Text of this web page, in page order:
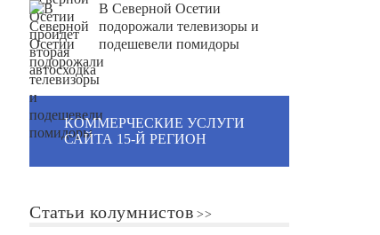
В Северной Осетии
подорожали телевизоры и
подешевели помидоры
КОММЕРЧЕСКИЕ УСЛУГИ
САЙТА 15-Й РЕГИОН
Статьи колумнистов